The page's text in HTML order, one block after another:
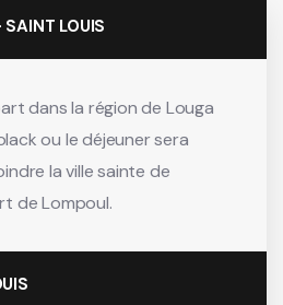
LOUIS
dans la région de Louga
ou le déjeuner sera
la ville sainte de
de Lompoul.